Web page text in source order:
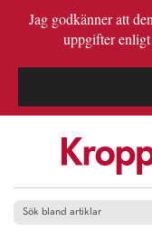
Jag godkänner att
uppgifter